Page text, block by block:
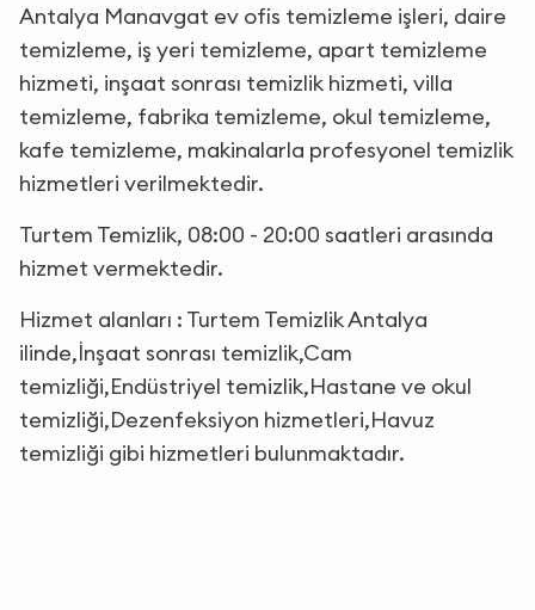
Antalya Manavgat ev ofis temizleme işleri, daire
temizleme, iş yeri temizleme, apart temizleme
hizmeti, inşaat sonrası temizlik hizmeti, villa
temizleme, fabrika temizleme, okul temizleme,
kafe temizleme, makinalarla profesyonel temizlik
hizmetleri verilmektedir.
Turtem Temizlik, 08:00 - 20:00 saatleri arasında
hizmet vermektedir.
Hizmet alanları : Turtem Temizlik Antalya
ilinde,İnşaat sonrası temizlik,Cam
temizliği,Endüstriyel temizlik,Hastane ve okul
temizliği,Dezenfeksiyon hizmetleri,Havuz
temizliği gibi hizmetleri bulunmaktadır.